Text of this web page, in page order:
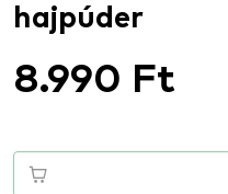
hajpúder
8.990 Ft